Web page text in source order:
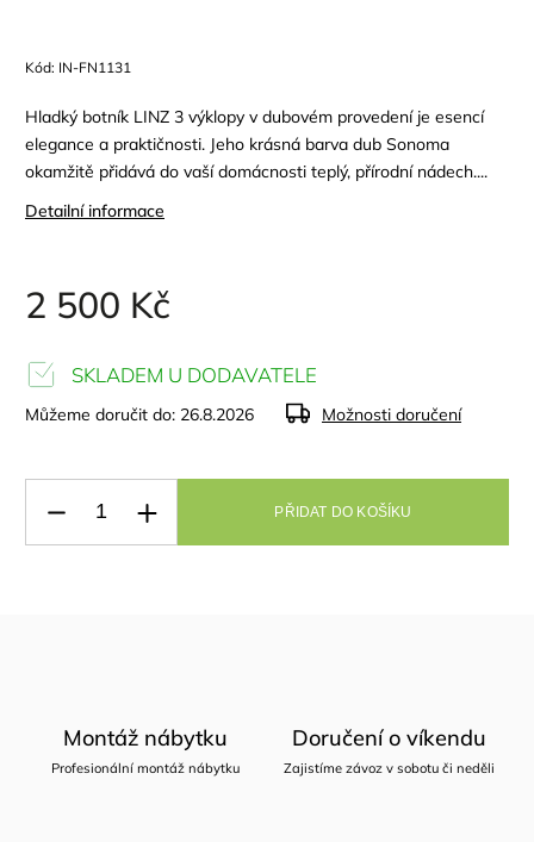
Kód: IN-FN1131
Hladký botník LINZ 3 výklopy v dubovém provedení je esencí
elegance a praktičnosti. Jeho krásná barva dub Sonoma
okamžitě přidává do vaší domácnosti teplý, přírodní nádech....
Detailní informace
2 500 Kč
SKLADEM U DODAVATELE
Můžeme doručit do: 26.8.2026 Možnosti doručení
PŘIDAT DO KOŠÍKU
Montáž nábytku
Profesionální montáž nábytku
Doručení o víkendu
Zajistíme závoz v sobotu či neděli